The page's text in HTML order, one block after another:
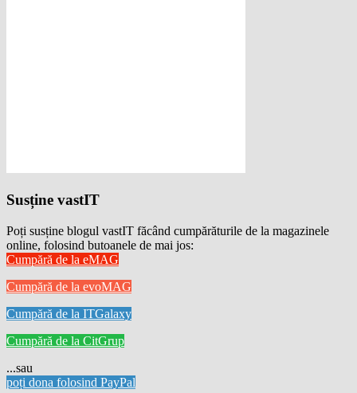
Susține vastIT
Poți susține blogul vastIT făcând cumpărăturile de la magazinele
online, folosind butoanele de mai jos:
Cumpără de la eMAG
Cumpără de la evoMAG
Cumpără de la ITGalaxy
Cumpără de la CitGrup
...sau
poți dona folosind PayPal